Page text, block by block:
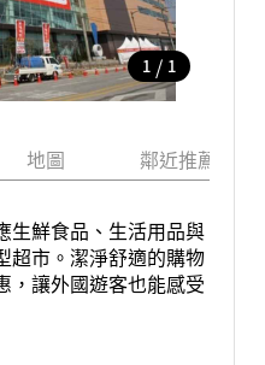
1 / 1
地圖 鄰近推薦景點
生鮮食品、生活用品與
超市。潔淨舒適的購物
，讓外國遊客也能感受